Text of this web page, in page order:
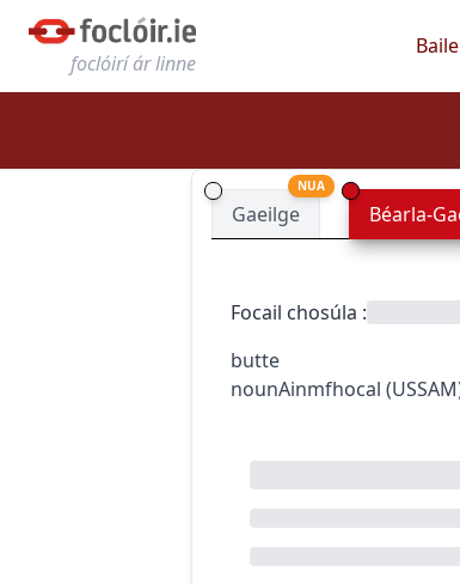
foclóirí ár linne
Baile
Gaeilge
NUA
Béarla-
Focail chosúla :
butte
nounAinmfhocal (USSAM